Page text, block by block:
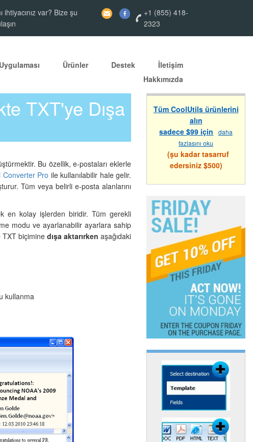
ihtiyacınız var? Bize şu
+1 (855) 418-
2323
Ürünler Destek
İletişim
Hakkımızda
TXT'ye Dışa
Bu özellik, e-postaları eklerle
Pro ile kullanılabilir hale gelir.
Tüm veya belirli e-posta alanlarını
en kolay işlerden biridir. Tüm gerekli
modu ve ayarlanabilir ayarlara sahip
TXT biçimine dışa aktarırken aşağıdaki
kullanma
Tüm CoolUtils ürünlerini
alın
sadece $99 için
daha
fazlasını oku
(şu kadar tasarruf
edersiniz $500)